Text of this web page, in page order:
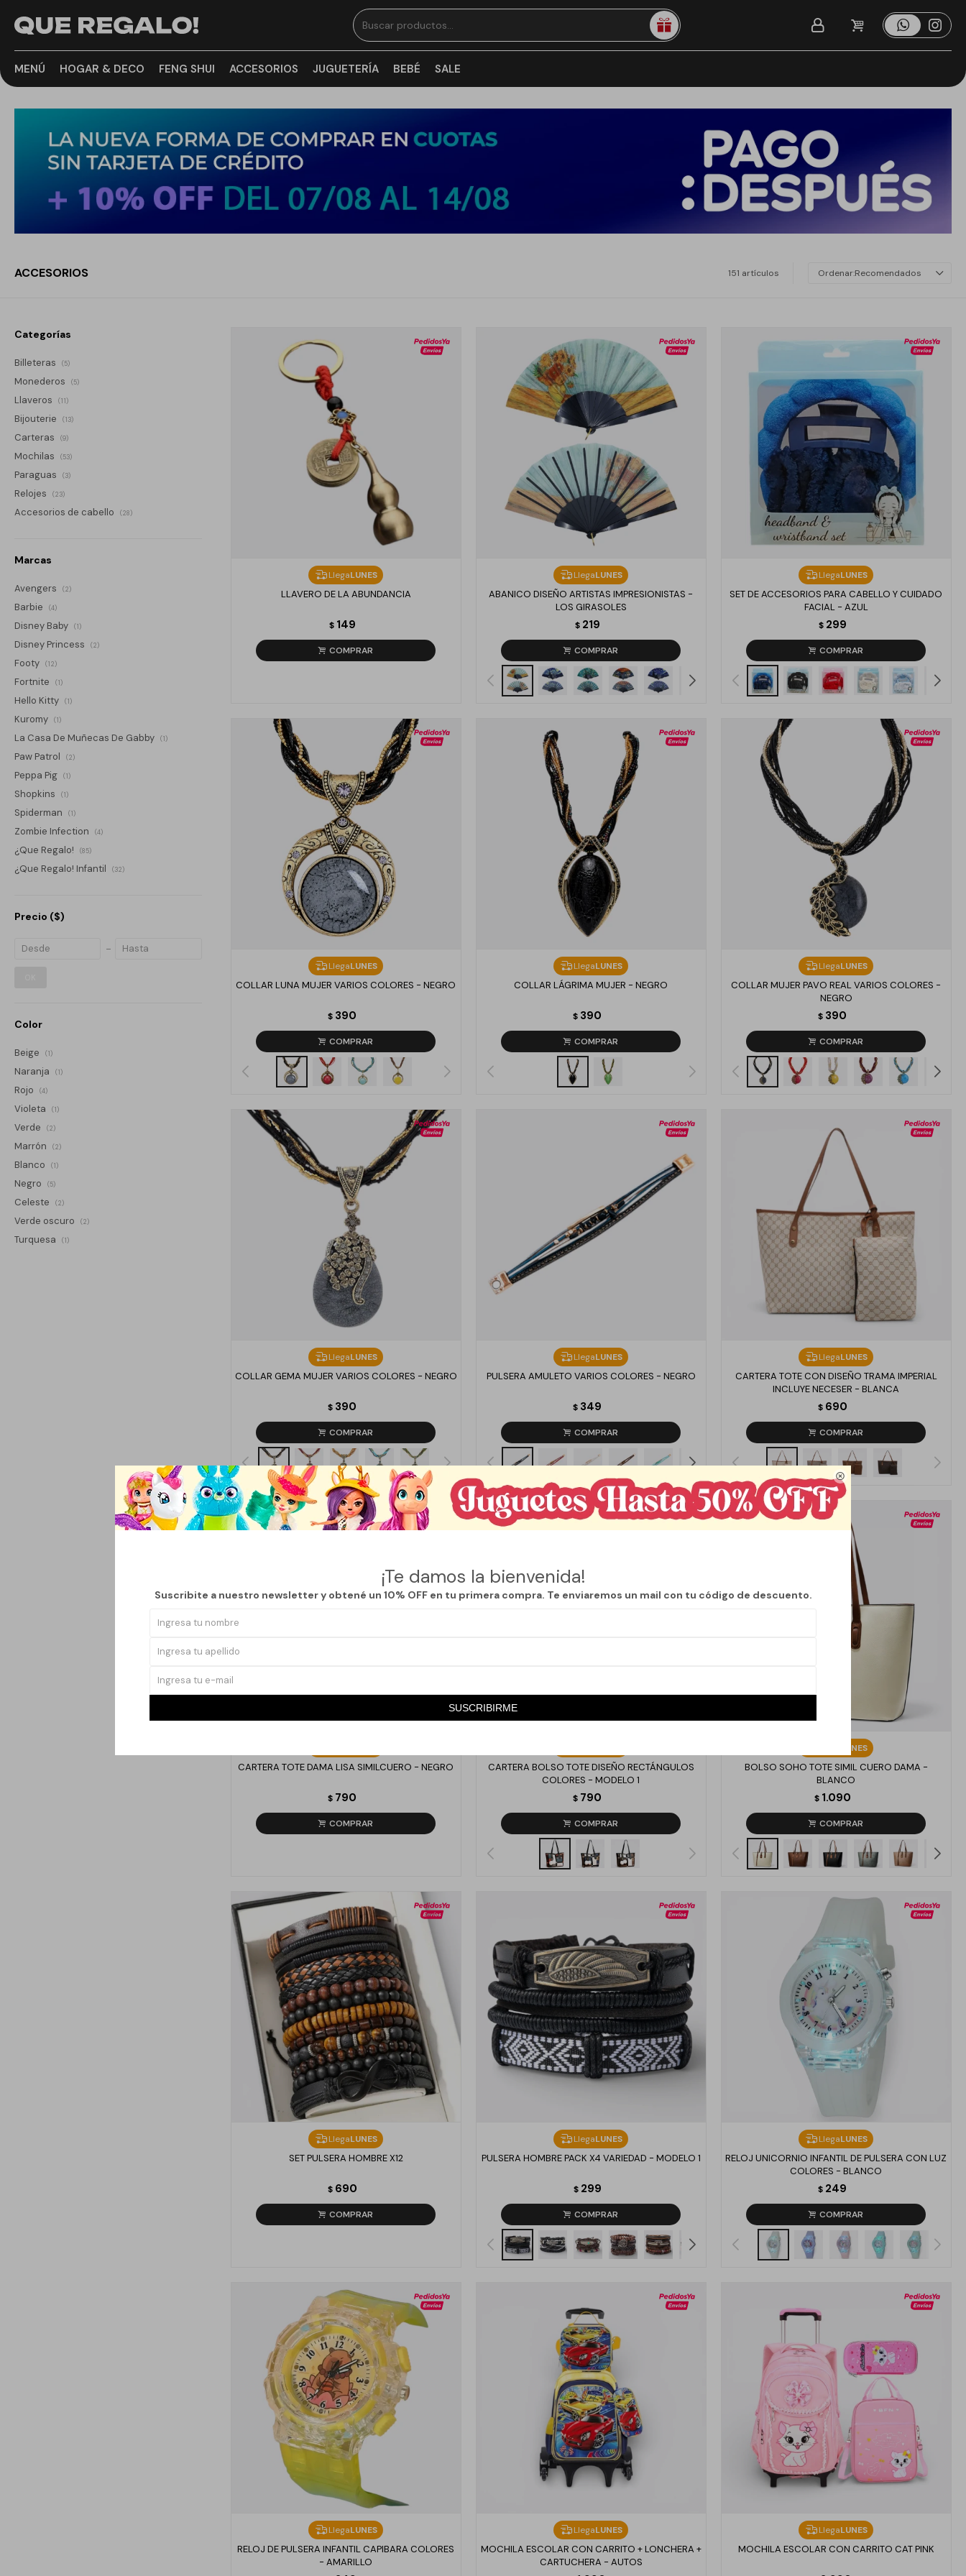

¡Te damos la bienvenida!
Suscribite a nuestro newsletter y obtené un 10% OFF en tu primera compra. Te enviaremos un mail con tu código de descuento.
SUSCRIBIRME
MENÚ HOGAR & DECO FENG SHUI ACCESORIOS JUGUETERÍA BEBÉ SALE
ACCESORIOS 151 artículos Recomendados
LlegaLUNES
LLAVERO DE LA ABUNDANCIA
$ 149
LlegaLUNES
ABANICO DISEÑO ARTISTAS IMPRESIONISTAS -
LOS GIRASOLES
$ 219
LlegaLUNES
SET DE ACCESORIOS PARA CABELLO Y CUIDADO
FACIAL - AZUL
$ 299
LlegaLUNES
COLLAR LUNA MUJER VARIOS COLORES - NEGRO
$ 390
LlegaLUNES
COLLAR LÁGRIMA MUJER - NEGRO
$ 390
LlegaLUNES
COLLAR MUJER PAVO REAL VARIOS COLORES -
NEGRO
$ 390
LlegaLUNES
COLLAR GEMA MUJER VARIOS COLORES - NEGRO
$ 390
LlegaLUNES
PULSERA AMULETO VARIOS COLORES - NEGRO
$ 349
LlegaLUNES
CARTERA TOTE CON DISEÑO TRAMA IMPERIAL
INCLUYE NECESER - BLANCA
$ 690
CARTERA TOTE DAMA LISA SIMILCUERO - NEGRO
$ 790
CARTERA BOLSO TOTE DISEÑO RECTÁNGULOS
COLORES - MODELO 1
$ 790
LUNES
BOLSO SOHO TOTE SIMIL CUERO DAMA -
BLANCO
$ 1.090
LlegaLUNES
SET PULSERA HOMBRE X12
$ 690
LlegaLUNES
PULSERA HOMBRE PACK X4 VARIEDAD - MODELO 1
$ 299
LlegaLUNES
RELOJ UNICORNIO INFANTIL DE PULSERA CON LUZ
COLORES - BLANCO
$ 249
LlegaLUNES
RELOJ DE PULSERA INFANTIL CAPIBARA COLORES
- AMARILLO
LlegaLUNES
MOCHILA ESCOLAR CON CARRITO + LONCHERA +
CARTUCHERA - AUTOS
LlegaLUNES
MOCHILA ESCOLAR CON CARRITO CAT PINK
Categorías
Billeteras (5)
Monederos (5)
Llaveros (11)
Bijouterie (13)
Carteras (9)
Mochilas (53)
Paraguas (3)
Relojes (23)
Accesorios de cabello (28)
Marcas
Avengers (2)
Barbie (4)
Disney Baby (1)
Disney Princess (2)
Footy (12)
Fortnite (1)
Hello Kitty (1)
Kuromy (1)
La Casa De Muñecas De Gabby (1)
Paw Patrol (2)
Peppa Pig (1)
Shopkins (1)
Spiderman (1)
Zombie Infection (4)
¿Que Regalo! (85)
¿Que Regalo! Infantil (32)
Precio ($)
Color
Beige (1)
Naranja (1)
Rojo (4)
Violeta (1)
Verde (2)
Marrón (2)
Blanco (1)
Negro (5)
Celeste (2)
Verde oscuro (2)
Turquesa (1)